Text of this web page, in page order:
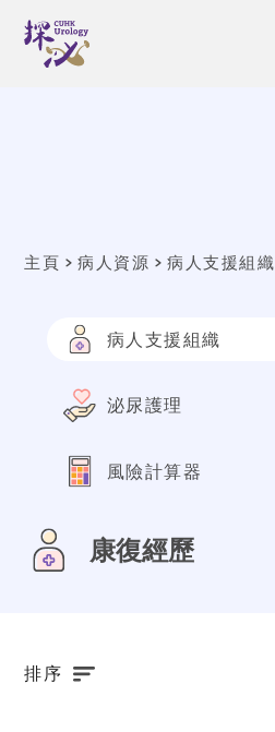
主頁 病人資源 病人支援組織
病人支援組織
泌尿護理
風險計算器
康復經歷
排序